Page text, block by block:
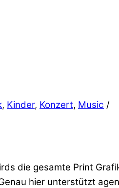
, Kinder, Konzert, Music /
die gesamte Print
hier unterstützt